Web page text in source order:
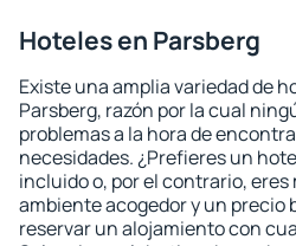
Hoteles en Parsberg
Existe una amplia variedad de
Parsberg, razón por la cual
problemas a la hora de
necesidades. ¿Prefieres un
incluido o, por el contrario,
ambiente acogedor y un precio
reservar un alojamiento con